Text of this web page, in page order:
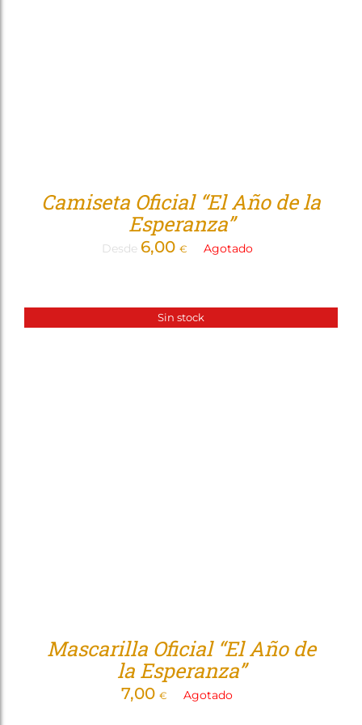
Camiseta Oficial “El Año de la
Esperanza”
Desde 6,00 € Agotado
Sin stock
Mascarilla Oficial “El Año de
la Esperanza”
7,00 € Agotado